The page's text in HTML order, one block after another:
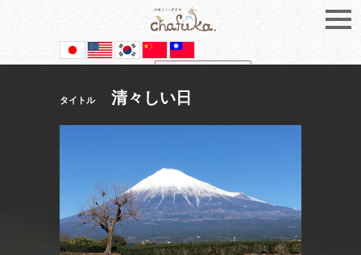
Powered by
タイトル 清々しい日